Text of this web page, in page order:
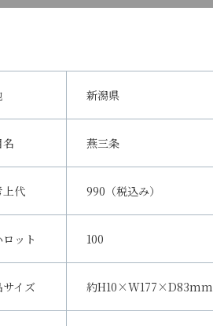
新潟県
名 燕三条
上代 990（税込み）
ット 100
サイズ 約H10×W177×D83mm